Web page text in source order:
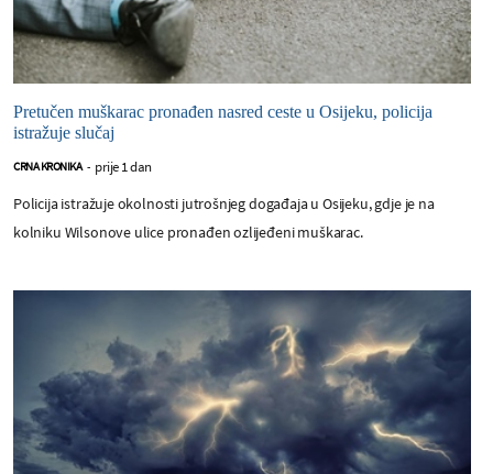
Pretučen muškarac pronađen nasred ceste u Osijeku, policija
istražuje slučaj
CRNA KRONIKA - prije 1 dan
Policija istražuje okolnosti jutrošnjeg događaja u Osijeku, gdje je na
kolniku Wilsonove ulice pronađen ozlijeđeni muškarac.